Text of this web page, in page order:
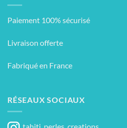
Paiement 100% sécurisé
Livraison offerte
Fabriqué en France
RÉSEAUX SOCIAUX